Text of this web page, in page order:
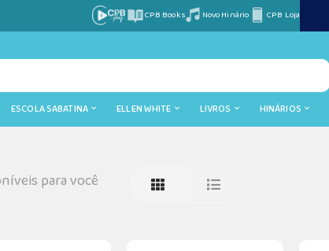
CPB Books Novo Hinário CPB Loja
ESCOLA SABATINA ELLEN WHITE LIVROS HINÁRIOS
para você